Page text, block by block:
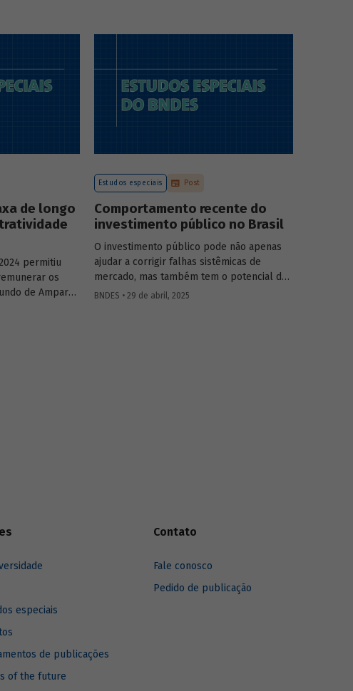
no
estratégia do
de longo
permitiu
os
de Amparo
Selic
Estudos especiais Post
Comportamento recente do
investimento público no Brasil
O investimento público pode não apenas
ajudar a corrigir falhas sistêmicas de
mercado, mas também tem o potencial de
gerar externalidades positivas para a
BNDES • 29 de abril, 2025
especiais
de publicações
of the future
Contato
Fale conosco
Pedido de publicação